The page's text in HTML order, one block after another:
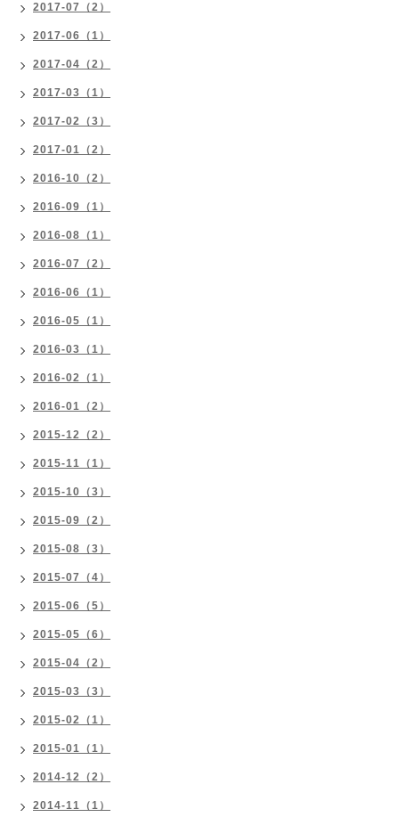
2017-07（2）
2017-06（1）
2017-04（2）
2017-03（1）
2017-02（3）
2017-01（2）
2016-10（2）
2016-09（1）
2016-08（1）
2016-07（2）
2016-06（1）
2016-05（1）
2016-03（1）
2016-02（1）
2016-01（2）
2015-12（2）
2015-11（1）
2015-10（3）
2015-09（2）
2015-08（3）
2015-07（4）
2015-06（5）
2015-05（6）
2015-04（2）
2015-03（3）
2015-02（1）
2015-01（1）
2014-12（2）
2014-11（1）